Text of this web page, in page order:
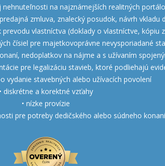
nehnuteľnosti na najznámejších realitných
zmluva, znalecký posudok, návrh vkladu
vlastníctva (doklady o vlastníctve, kópiu
čísiel pre majetkovoprávne nevysporiadané
nedoplatkov na nájme a s užívaním
pre legalizáciu stavieb, ktoré podliehajú
vydanie stavebných alebo užívacích povolení
• diskrétne a korektné vzťahy
• nízke provízie
pre potreby dedičského alebo súdneho